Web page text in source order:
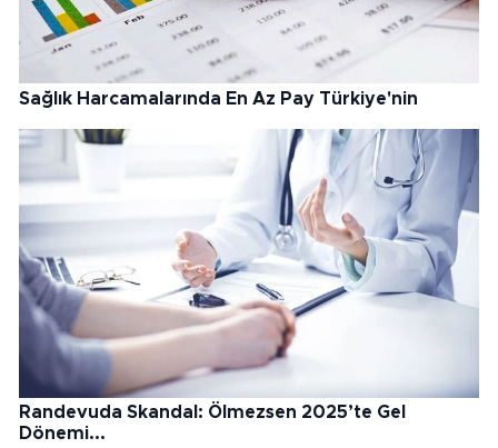
Sağlık Harcamalarında En Az Pay Türkiye'nin
Randevuda Skandal: Ölmezsen 2025’te Gel
Dönemi...